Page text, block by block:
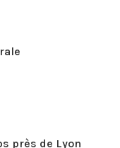
près de Lyon